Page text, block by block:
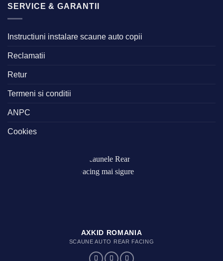
SERVICE & GARANTII
Instructiuni instalare scaune auto copii
Reclamatii
Retur
Termeni si conditii
ANPC
Cookies
AXKID ROMANIA
SCAUNE AUTO REAR FACING